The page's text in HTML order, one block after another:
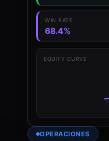
WIN RATE
68.4%
EQUITY CURVE
OPERACIONES